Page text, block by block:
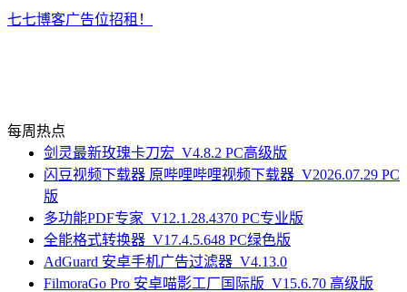
七七博客广告位招租！
每周热点
剑灵最新玫瑰卡刀宏_V4.8.2 PC高级版
闪豆视频下载器 原哔哩哔哩视频下载器_V2026.07.29 PC
版
多功能PDF专家_V12.1.28.4370 PC专业版
全能格式转换器_V17.4.5.648 PC绿色版
AdGuard 安卓手机广告过滤器_V4.13.0
FilmoraGo Pro 安卓喵影工厂国际版_V15.6.70 高级版